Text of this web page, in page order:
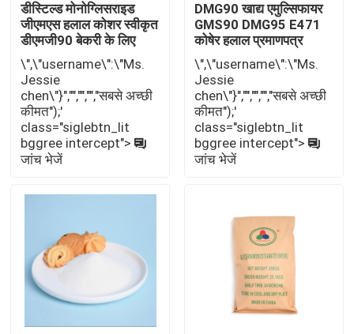
घर
उत्पादों
वीडियो
वीआर शो
हमारे बारे में
डीस्टिल्ड मोनोग्लिसराइड
जीएमएस हलाल कोशर स्वीकृत
डीएमजी90 बेकरी के लिए
\",\"username\":\"Ms.
Jessie
chen\"}","","","","सबसे अच्छी
कीमत");'
class="siglebtn_lit
bggree intercept">
जांच भेजें
DMG90 खाद्य एमुल्सिफायर
GMS90 DMG95 E471
कोषेर हलाल प्रमाणपत्र
\",\"username\":\"Ms.
Jessie
chen\"}","","","","सबसे अच्छी
कीमत");'
class="siglebtn_lit
bggree intercept">
जांच भेजें